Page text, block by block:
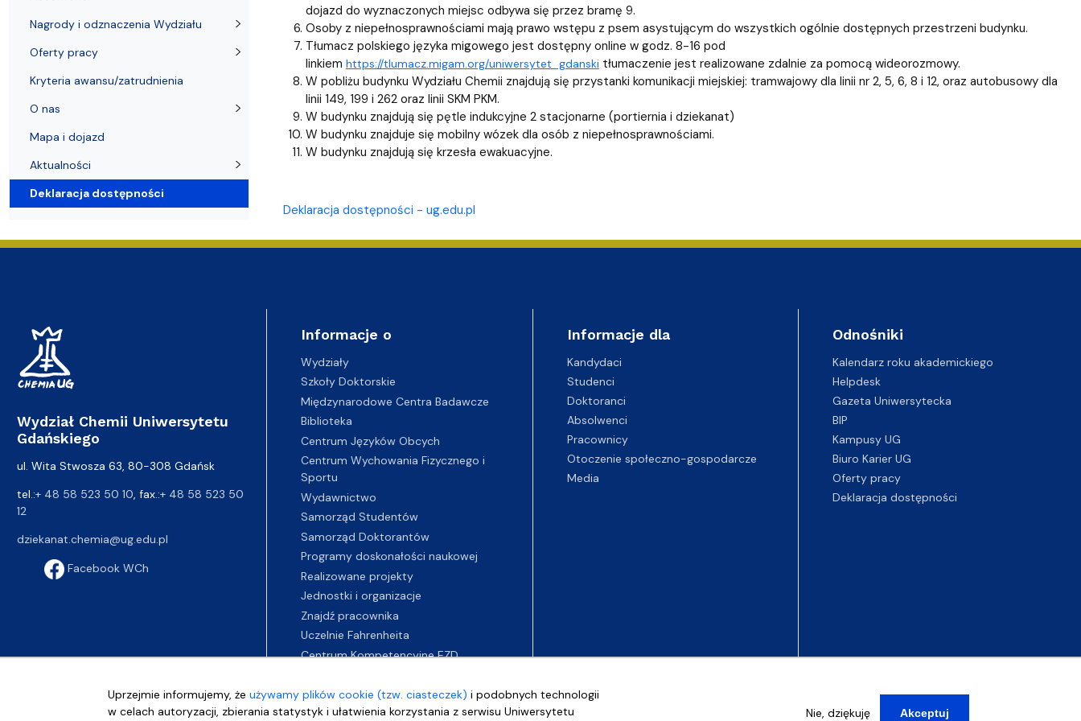
Uprzejmie informujemy, żeużywamy plików cookie (tzw. ciasteczek) i podobnych technologii
w celach autoryzacji, zbierania statystyk i ułatwienia korzystania z serwisu Uniwersytetu
Nie, dziękuję Akceptuj
dojazd do wyznaczonych miejsc odbywa się przez bramę 9.
Osoby z niepełnosprawnościami mają prawo wstępu z psem asystującym do wszystkich ogólnie dostępnych przestrzeni budynku.
Tłumacz polskiego języka migowego jest dostępny online w godz. 8-16 pod
linkiem https://tlumacz.migam.org/uniwersytet_gdanski tłumaczenie jest realizowane zdalnie za pomocą wideorozmowy.
W pobliżu budynku Wydziału Chemii znajdują się przystanki komunikacji miejskiej: tramwajowy dla linii nr 2, 5, 6, 8 i 12, oraz autobusowy dla
linii 149, 199 i 262 oraz linii SKM PKM.
W budynku znajdują się pętle indukcyjne 2 stacjonarne (portiernia i dziekanat)
W budynku znajduje się mobilny wózek dla osób z niepełnosprawnościami.
W budynku znajdują się krzesła ewakuacyjne.
Deklaracja dostępności - ug.edu.pl
Nagrody i odznaczenia Wydziału
Oferty pracy
Kryteria awansu/zatrudnienia
O nas
Mapa i dojazd
Aktualności
Deklaracja dostępności
Wydział Chemii Uniwersytetu
Gdańskiego
ul. Wita Stwosza 63, 80-308 Gdańsk
tel.:+ 48 58 523 50 10 , fax.:+ 48 58 523 50
12
dziekanat.chemia@ug.edu.pl
Facebook WCh
Informacje o
Wydziały
Szkoły Doktorskie
Międzynarodowe Centra Badawcze
Biblioteka
Centrum Języków Obcych
Centrum Wychowania Fizycznego i
Sportu
Wydawnictwo
Samorząd Studentów
Samorząd Doktorantów
Programy doskonałości naukowej
Realizowane projekty
Jednostki i organizacje
Znajdź pracownika
Uczelnie Fahrenheita
Centrum Kompetencyjne EZD
Informacje dla
Kandydaci
Studenci
Doktoranci
Absolwenci
Pracownicy
Otoczenie społeczno-gospodarcze
Media
Odnośniki
Kalendarz roku akademickiego
Helpdesk
Gazeta Uniwersytecka
BIP
Kampusy UG
Biuro Karier UG
Oferty pracy
Deklaracja dostępności